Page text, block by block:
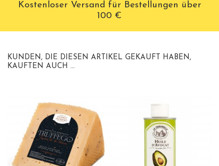
Kostenloser Versand für Bestellungen über
100 €
KUNDEN, DIE DIESEN ARTIKEL GEKAUFT HABEN,
KAUFTEN AUCH ...